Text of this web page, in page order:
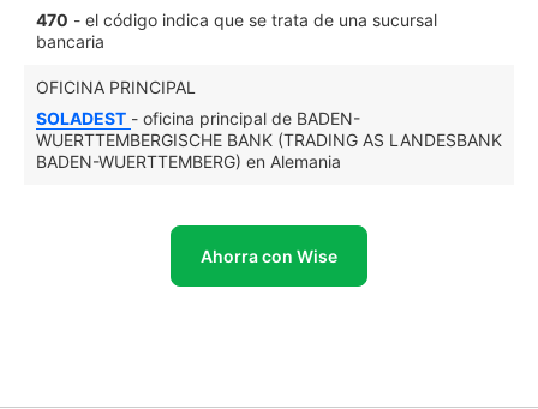
470 - el código indica que se trata de una sucursal
bancaria
OFICINA PRINCIPAL
SOLADEST - oficina principal de BADEN-
WUERTTEMBERGISCHE BANK (TRADING AS LANDESBANK
BADEN-WUERTTEMBERG) en Alemania
Ahorra con Wise